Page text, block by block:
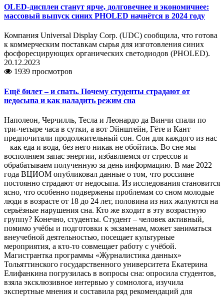
OLED-дисплеи станут ярче, долговечнее и экономичнее:
массовый выпуск синих PHOLED начнётся в 2024 году
Компания Universal Display Corp. (UDC) сообщила, что готова
к коммерческим поставкам сырья для изготовления синих
фосфоресцирующих органических светодиодов (PHOLED).
20.12.2023
1939 просмотров
Ещё билет – и спать. Почему студенты страдают от
недосыпа и как наладить режим сна
Наполеон, Черчилль, Тесла и Леонардо да Винчи спали по
три-четыре часа в сутки, а вот Эйнштейн, Гёте и Кант
предпочитали продолжительный сон. Сон для каждого из нас
– как еда и вода, без него никак не обойтись. Во сне мы
восполняем запас энергии, избавляемся от стрессов и
обрабатываем полученную за день информацию. В мае 2022
года ВЦИОМ опубликовал данные о том, что россияне
постоянно страдают от недосыпа. Из исследования становится
ясно, что особенно подвержены проблемам со сном молодые
люди в возрасте от 18 до 24 лет, половина из них жалуются на
серьёзные нарушения сна. Кто же входит в эту возрастную
группу? Конечно, студенты. Студент – человек активный,
помимо учёбы и подготовки к экзаменам, может заниматься
внеучебной деятельностью, посещает культурные
мероприятия, а кто-то совмещает работу с учёбой.
Магистрантка программы «Журналистика данных»
Тольяттинского государственного университета Екатерина
Елифанкина погрузилась в вопросы сна: опросила студентов,
взяла эксклюзивное интервью у сомнолога, изучила
экспертные мнения и составила ряд рекомендаций для